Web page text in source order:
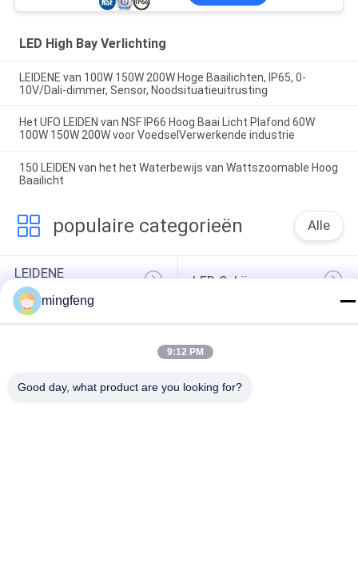
LED High Bay Verlichting
LEIDENE van 100W 150W 200W Hoge Baailichten, IP65, 0-
10V/Dali-dimmer, Sensor, Noodsituatieuitrusting
Het UFO LEIDEN van NSF IP66 Hoog Baai Licht Plafond 60W
100W 150W 200W voor VoedselVerwerkende industrie
150 LEIDEN van het het Waterbewijs van Wattszoomable Hoog
Baailicht
populaire categorieën Alle
LEIDENE
Tribewijslichten
LED Schijnwerper
Geleide
LED High Bay
Explosiebestendige
mingfeng
9:12 PM
Good day, what product are you looking for?